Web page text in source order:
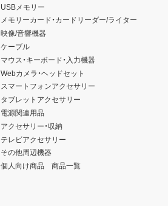
USBメモリー
メモリーカード・カードリーダー/ライター
映像/音響機器
ケーブル
マウス・キーボード・入力機器
Webカメラ・ヘッドセット
スマートフォンアクセサリー
タブレットアクセサリー
電源関連用品
アクセサリー・収納
テレビアクセサリー
その他周辺機器
個人向け商品 商品一覧